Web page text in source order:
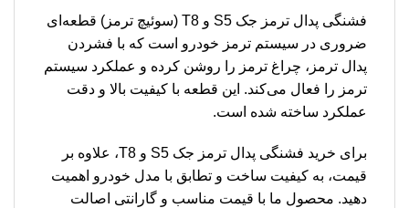
فشنگی پدال ترمز جک S5 و T8 (سوئیچ ترمز) قطعه‌ای
ضروری در سیستم ترمز خودرو است که با فشردن
پدال ترمز، چراغ ترمز را روشن کرده و عملکرد سیستم
ترمز را فعال می‌کند. این قطعه با کیفیت بالا و دقت
عملکرد ساخته شده است.
برای خرید فشنگی پدال ترمز جک S5 و T8، علاوه بر
قیمت، به کیفیت ساخت و تطابق با مدل خودرو اهمیت
دهید. محصول ما با قیمت مناسب و گارانتی اصالت